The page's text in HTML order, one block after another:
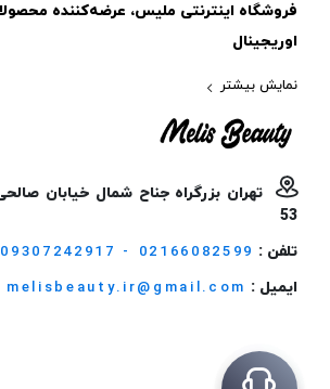
فروشگاه اینترنتی ملیس، عرضه‌کننده
اوریجینال
نمایش بیشتر
تهران بزرگراه جناح شمال خیابان
53
تلفن : 09307242917 - 02166082599
ایمیل : melisbeauty.ir@gmail.com